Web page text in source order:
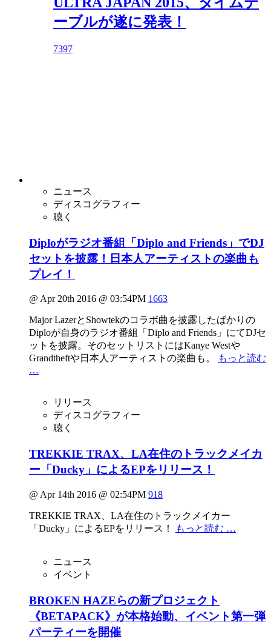
ーブルが遂に発表！
7397
ニュース
ディスコグラフィー
聴く
Diploがラジオ番組「Diplo and Friends」でDJ
セットを披露！日本人アーティストの楽曲も
プレイ！
@ Apr 20th 2016 @ 03:54PM 1663
Major LazerとShowtekのコラボ曲を披露したばかりの
Diploが自身のラジオ番組「Diplo and Friends」にてDJセ
ットを披露。そのセットリストにはKanye Westや
Grandtheftや日本人アーティストの楽曲も。
もっと読む
…
リリース
ディスコグラフィー
聴く
TREKKIE TRAX、LA在住のトラックメイカ
ー「Ducky」によるEPをリリース！
@ Apr 14th 2016 @ 02:54PM 918
TREKKIE TRAX、LA在住のトラックメイカー
「Ducky」によるEPをリリース！
もっと読む …
ニュース
イベント
BROKEN HAZEらの新プロジェクト
《BETAPACK》が本格始動、イベント第一弾
パーティーを開催